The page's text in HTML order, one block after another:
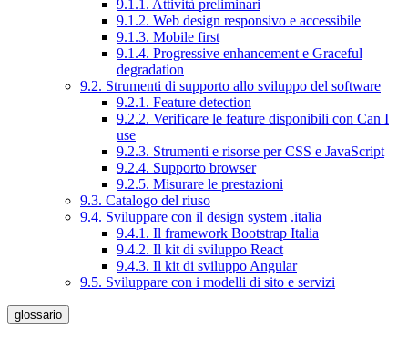
9.1.1. Attività preliminari
9.1.2. Web design responsivo e accessibile
9.1.3. Mobile first
9.1.4. Progressive enhancement e Graceful
degradation
9.2. Strumenti di supporto allo sviluppo del software
9.2.1. Feature detection
9.2.2. Verificare le feature disponibili con Can I
use
9.2.3. Strumenti e risorse per CSS e JavaScript
9.2.4. Supporto browser
9.2.5. Misurare le prestazioni
9.3. Catalogo del riuso
9.4. Sviluppare con il design system .italia
9.4.1. Il framework Bootstrap Italia
9.4.2. Il kit di sviluppo React
9.4.3. Il kit di sviluppo Angular
9.5. Sviluppare con i modelli di sito e servizi
glossario